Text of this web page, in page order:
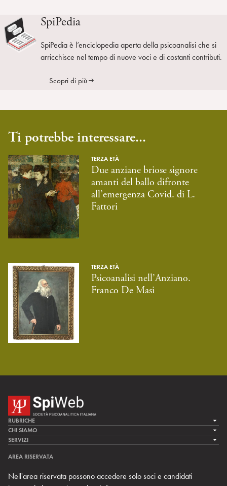
SpiPedia
SpiPedia è l’enciclopedia aperta della psicoanalisi che si
arricchisce nel tempo di nuove voci e di costanti contributi.
Scopri di più
Ti potrebbe interessare...
TERZA ETÀ
Due anziane briose signore
amanti del ballo difronte
all’emergenza Covid. di L.
Fattori
TERZA ETÀ
Psicoanalisi nell’Anziano.
Franco De Masi
RUBRICHE
LA CURA
LA RICERCA
MULTIMEDIA
CHI SIAMO
LA SPI
TEAM DI SPIWEB
CONTATTI
SERVIZI
ARCHIVIO STORICO
AREA RISERVATA
Nell'area riservata possono accedere solo soci e candidati